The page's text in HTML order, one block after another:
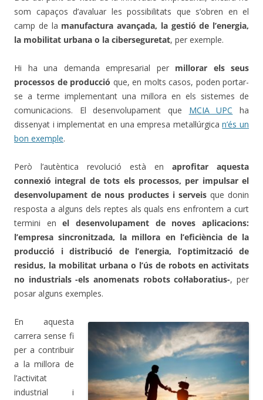
som capaços d’avaluar les possibilitats que s’obren en el
camp de la manufactura avançada, la gestió de l’energia,
la mobilitat urbana o la ciberseguretat, per exemple.
Hi ha una demanda empresarial per millorar els seus
processos de producció que, en molts casos, poden portar-
se a terme implementant una millora en els sistemes de
comunicacions. El desenvolupament que MCIA UPC ha
dissenyat i implementat en una empresa metal·lúrgican’és un
bon exemple.
Però l’autèntica revolució està en aprofitar aquesta
connexió integral de tots els processos, per impulsar el
desenvolupament de nous productes i serveis que donin
resposta a alguns dels reptes als quals ens enfrontem a curt
termini enel desenvolupament de noves aplicacions:
l’empresa sincronitzada, la millora en l’eficiència de la
producció i distribució de l’energia, l’optimització de
residus, la mobilitat urbana o l’ús de robots en activitats
no industrials -els anomenats robots col·laboratius-, per
posar alguns exemples.
En aquesta
carrera sense fi
per a contribuir
a la millora de
l’activitat
industrial i